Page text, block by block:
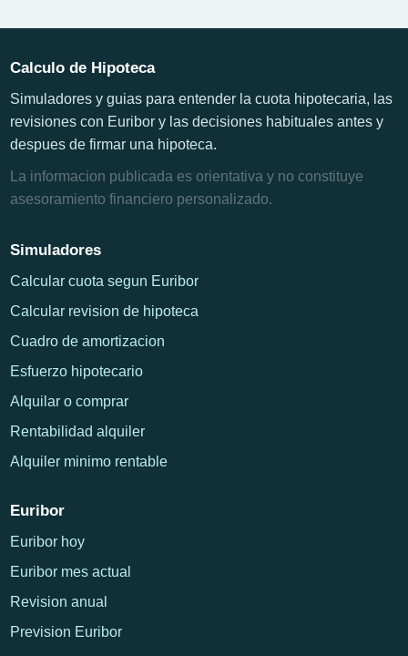
Calculo de Hipoteca
Simuladores y guias para entender la cuota hipotecaria, las
revisiones con Euribor y las decisiones habituales antes y
despues de firmar una hipoteca.
La informacion publicada es orientativa y no constituye
asesoramiento financiero personalizado.
Simuladores
Calcular cuota segun Euribor
Calcular revision de hipoteca
Cuadro de amortizacion
Esfuerzo hipotecario
Alquilar o comprar
Rentabilidad alquiler
Alquiler minimo rentable
Euribor
Euribor hoy
Euribor mes actual
Revision anual
Prevision Euribor